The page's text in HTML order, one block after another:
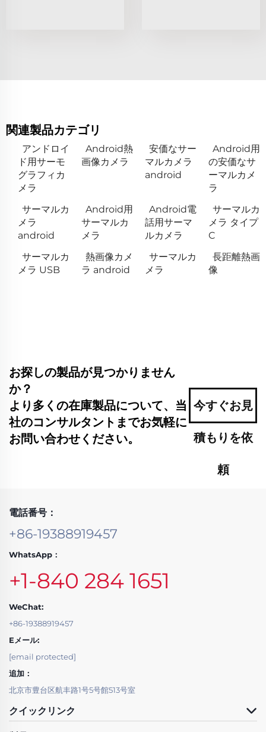
関連製品カテゴリ
アンドロイ
ド用サーモ
グラフィカ
メラ
Android熱
画像カメラ
安価なサー
マルカメラ
android
Android用
の安価なサ
ーマルカメ
ラ
サーマルカ
メラ
android
Android用
サーマルカ
メラ
Android電
話用サーマ
ルカメラ
サーマルカ
メラ タイプ
C
サーマルカ
メラ USB
熱画像カメ
ラ android
サーマルカ
メラ
長距離熱画
像
お探しの製品が見つかりません
か？
より多くの在庫製品について、当
社のコンサルタントまでお気軽に
お問い合わせください。
今すぐお見
積もりを依
頼
電話番号：
+86-19388919457
WhatsApp：
+1-840 284 1651
WeChat:
+86-19388919457
Eメール:
[email protected]
追加：
北京市豊台区航丰路1号5号館513号室
クイックリンク